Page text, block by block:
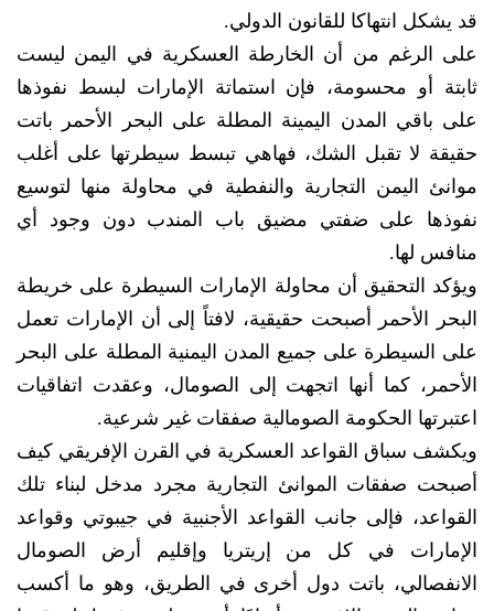
قد يشكل انتهاكا للقانون الدولي.
على الرغم من أن الخارطة العسكرية في اليمن ليست
ثابتة أو محسومة، فإن استماتة الإمارات لبسط نفوذها
على باقي المدن اليمينة المطلة على البحر الأحمر باتت
حقيقة لا تقبل الشك، فهاهي تبسط سيطرتها على أغلب
موانئ اليمن التجارية والنفطية في محاولة منها لتوسيع
نفوذها على ضفتي مضيق باب المندب دون وجود أي
منافس لها.
ويؤكد التحقيق أن محاولة الإمارات السيطرة على خريطة
البحر الأحمر أصبحت حقيقية، لافتاً إلى أن الإمارات تعمل
على السيطرة على جميع المدن اليمنية المطلة على البحر
الأحمر، كما أنها اتجهت إلى الصومال، وعقدت اتفاقيات
اعتبرتها الحكومة الصومالية صفقات غير شرعية.
ويكشف سباق القواعد العسكرية في القرن الإفريقي كيف
أصبحت صفقات الموانئ التجارية مجرد مدخل لبناء تلك
القواعد، فإلى جانب القواعد الأجنبية في جيبوتي وقواعد
الإمارات في كل من إريتريا وإقليم أرض الصومال
الانفصالي، باتت دول أخرى في الطريق، وهو ما أكسب